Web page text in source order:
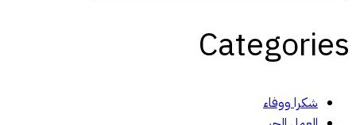
Categories
شكرا ووفاء